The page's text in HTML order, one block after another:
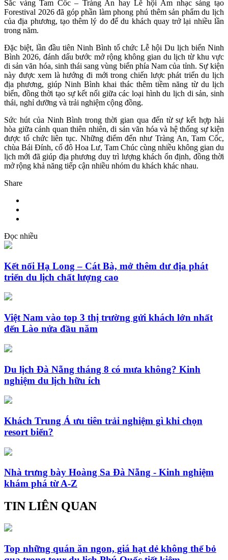
Sắc vàng Tam Cốc – Tràng An hay Lễ hội Âm nhạc sáng tạo
Forestival 2026 đã góp phần làm phong phú thêm sản phẩm du lịch
của địa phương, tạo thêm lý do để du khách quay trở lại nhiều lần
trong năm.
Đặc biệt, lần đầu tiên Ninh Bình tổ chức Lễ hội Du lịch biển Ninh
Bình 2026, đánh dấu bước mở rộng không gian du lịch từ khu vực
di sản văn hóa, sinh thái sang vùng biển phía Nam của tỉnh. Sự kiện
này được xem là hướng đi mới trong chiến lược phát triển du lịch
địa phương, giúp Ninh Bình khai thác thêm tiềm năng từ du lịch
biển, đồng thời tạo sự kết nối giữa các loại hình du lịch di sản, sinh
thái, nghỉ dưỡng và trải nghiệm cộng đồng.
Sức hút của Ninh Bình trong thời gian qua đến từ sự kết hợp hài
hòa giữa cảnh quan thiên nhiên, di sản văn hóa và hệ thống sự kiện
được tổ chức liên tục. Những điểm đến như Tràng An, Tam Cốc,
chùa Bái Đính, cố đô Hoa Lư, Tam Chúc cùng nhiều không gian du
lịch mới đã giúp địa phương duy trì lượng khách ổn định, đồng thời
mở rộng khả năng tiếp cận nhiều nhóm du khách khác nhau.
Share
Đọc nhiều
Kết nối Hạ Long – Cát Bà, mở thêm dư địa phát
triển du lịch chất lượng cao
Việt Nam vào top 3 thị trường gửi khách lớn nhất
đến Lào nửa đầu năm
Du lịch Đà Nẵng tháng 8 có mưa không? Kinh
nghiệm du lịch hữu ích
Khách Trung Á ưu tiên trải nghiệm gì khi chọn
resort biển?
Nhà trưng bày Hoàng Sa Đà Nẵng - Kinh nghiệm
khám phá từ A-Z
TIN LIÊN QUAN
Top những quán ăn ngon, giá hạt dẻ không thể bỏ